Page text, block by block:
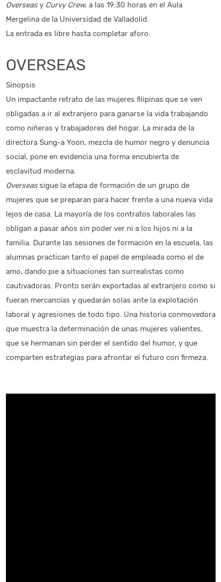
Overseasy Curvy Crew, a las 19:30 horas en el Aula
Mergelina de la Universidad de Valladolid.
La entrada es libre hasta completar aforo.
OVERSEAS
Sinopsis
Un impactante retrato de las mujeres filipinas que se ven
obligadas a ir al extranjero para ganarse la vida trabajando
como niñeras y trabajadores del hogar. La mirada de la
directora Sung-a Yoon, mezcla de humor negro y denuncia
social, pone en evidencia una forma encubierta de
esclavitud moderna.
Overseassigue la etapa de formación de un grupo de
mujeres que se preparan para hacer frente a una nueva vida
lejos de casa. La mayoría de los contratos laborales las
obligan a pasar años sin poder ver ni a los hijos ni a la
familia. Durante las sesiones de formación en la escuela, las
alumnas practican tanto el papel de empleada como el de
amo, dando pie a situaciones tan surrealistas como
cautivadoras. Pronto serán exportadas al extranjero como si
fueran mercancías y quedarán solas ante la explotación
laboral y agresiones de todo tipo. Una historia conmovedora
que muestra la determinación de unas mujeres valientes,
que se hermanan sin perder el sentido del humor, y que
comparten estrategias para afrontar el futuro con firmeza.